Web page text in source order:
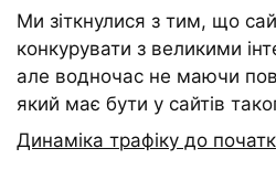
Ми зіткнулися з тим, що
конкурувати з великими
але водночас не маючи
який має бути у сайтів
Динаміка трафіку до